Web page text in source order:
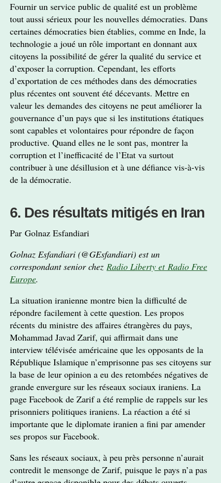
Fournir un service public de qualité est un problème
tout aussi sérieux pour les nouvelles démocraties. Dans
certaines démocraties bien établies, comme en Inde, la
technologie a joué un rôle important en donnant aux
citoyens la possibilité de gérer la qualité du service et
d’exposer la corruption. Cependant, les efforts
d’exportation de ces méthodes dans des démocraties
plus récentes ont souvent été décevants. Mettre en
valeur les demandes des citoyens ne peut améliorer la
gouvernance d’un pays que si les institutions étatiques
sont capables et volontaires pour répondre de façon
productive. Quand elles ne le sont pas, montrer la
corruption et l’inefficacité de l’Etat va surtout
contribuer à une désillusion et à une défiance vis-à-vis
de la démocratie.
6. Des résultats mitigés en Iran
Par Golnaz Esfandiari
Golnaz Esfandiari (@GEsfandiari) est un
correspondant senior chez Radio Liberty et Radio Free
Europe.
La situation iranienne montre bien la difficulté de
répondre facilement à cette question. Les propos
récents du ministre des affaires étrangères du pays,
Mohammad Javad Zarif, qui affirmait dans une
interview télévisée américaine que les opposants de la
République Islamique n’emprisonne pas ses citoyens sur
la base de leur opinion a eu des retombées négatives de
grande envergure sur les réseaux sociaux iraniens. La
page Facebook de Zarif a été remplie de rappels sur les
prisonniers politiques iraniens. La réaction a été si
importante que le diplomate iranien a fini par amender
ses propos sur Facebook.
Sans les réseaux sociaux, à peu près personne n’aurait
contredit le mensonge de Zarif, puisque le pays n’a pas